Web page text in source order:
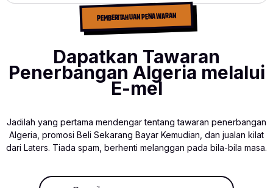
PEMBERITAHUAN PENAWARAN
Dapatkan Tawaran
Penerbangan Algeria melalui
E-mel
Jadilah yang pertama mendengar tentang tawaran penerbangan
Algeria, promosi Beli Sekarang Bayar Kemudian, dan jualan kilat
dari Laters. Tiada spam, berhenti melanggan pada bila-bila masa.
Alamat e-mel